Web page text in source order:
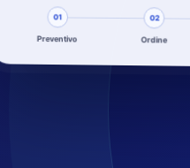
01
Preventivo
02
Ordine